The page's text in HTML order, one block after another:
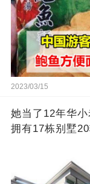
2023/03/15
她当了12年华
拥有17栋别墅